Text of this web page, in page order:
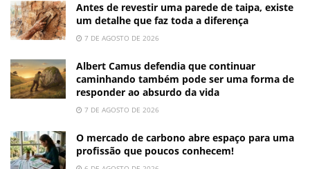
Antes de revestir uma parede de taipa, existe
um detalhe que faz toda a diferença
7 DE AGOSTO DE 2026
Albert Camus defendia que continuar
caminhando também pode ser uma forma de
responder ao absurdo da vida
7 DE AGOSTO DE 2026
O mercado de carbono abre espaço para uma
profissão que poucos conhecem!